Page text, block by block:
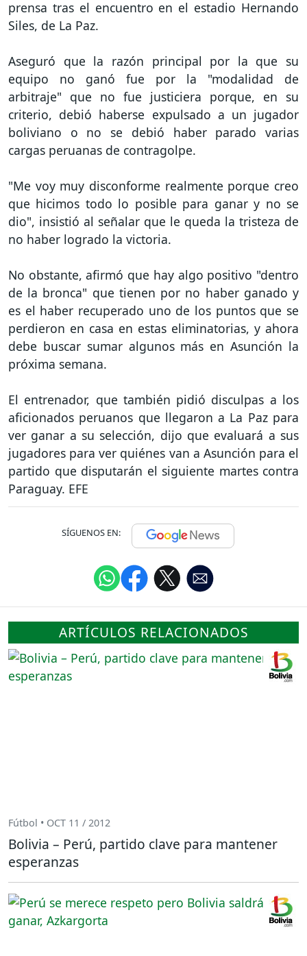
prensa tras el encuentro en el estadio Hernando
Siles, de La Paz.
Aseguró que la razón principal por la que su
equipo no ganó fue por la "modalidad de
arbitraje" que no fue justiciera porque, en su
criterio, debió haberse expulsado a un jugador
boliviano o no se debió haber parado varias
cargas peruanas de contragolpe.
"Me voy muy disconforme realmente porque creo
que hicimos todo lo posible para ganar y no se
dio", insistió al señalar que le queda la tristeza de
no haber logrado la victoria.
No obstante, afirmó que hay algo positivo "dentro
de la bronca" que tienen por no haber ganado y
es el haber recuperado uno de los puntos que se
perdieron en casa en estas eliminatorias, y ahora
debe buscar sumar algunos más en Asunción la
próxima semana.
El entrenador, que también pidió disculpas a los
aficionados peruanos que llegaron a La Paz para
ver ganar a su selección, dijo que evaluará a sus
jugadores para ver quiénes van a Asunción para el
partido que disputarán el siguiente martes contra
Paraguay. EFE
SÍGUENOS EN:
ARTÍCULOS RELACIONADOS
Fútbol • OCT 11 / 2012
Bolivia – Perú, partido clave para mantener
esperanzas